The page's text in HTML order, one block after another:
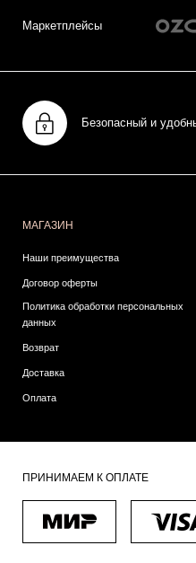
Маркетплейсы
Безопасный и
МАГАЗИН
Наши преимущества
Договор оферты
Политика обработки персональных
данных
Возврат
Доставка
Оплата
ПРИНИМАЕМ К ОПЛАТЕ